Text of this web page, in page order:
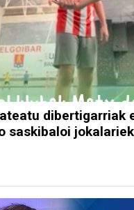
dibertigarriak
saskibaloi jokalariek